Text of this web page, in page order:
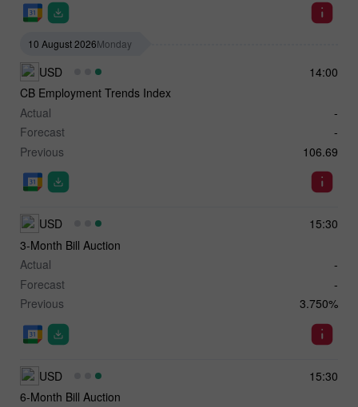
10 August 2026Monday
14:00
USD
CB Employment Trends Index
Actual
-
Forecast
-
Previous
106.69
15:30
USD
3-Month Bill Auction
Actual
-
Forecast
-
Previous
3.750%
15:30
USD
6-Month Bill Auction